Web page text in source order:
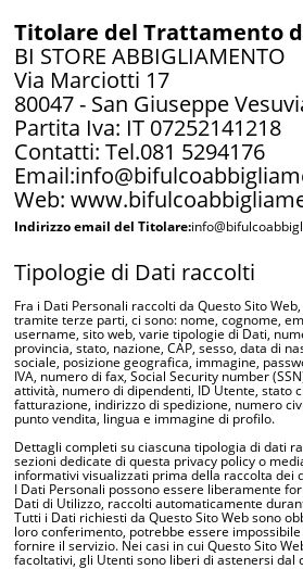
Titolare del Trattamento
BI STORE ABBIGLIAMENTO
Via Marciotti 17
80047 - San Giuseppe
Partita Iva: IT 07252141218
Contatti: Tel.081 5294176
Web:
Indirizzo email del Titolare:
Tipologie di Dati raccolti
Fra i Dati Personali raccolti da Questo Sito
tramite terze parti, ci sono: nome, cognome,
username, sito web, varie tipologie di Dati,
provincia, stato, nazione, CAP, sesso, data di
sociale, posizione geografica, immagine,
IVA, numero di fax, Social Security number
attività, numero di dipendenti, ID Utente, stato
fatturazione, indirizzo di spedizione, numero
punto vendita, lingua e immagine di profilo.
Dettagli completi su ciascuna tipologia di dati
sezioni dedicate di questa privacy policy o
informativi visualizzati prima della raccolta dei
I Dati Personali possono essere liberamente
Dati di Utilizzo, raccolti automaticamente
Tutti i Dati richiesti da Questo Sito Web sono
loro conferimento, potrebbe essere
fornire il servizio. Nei casi in cui Questo Sito
facoltativi, gli Utenti sono liberi di astenersi dal